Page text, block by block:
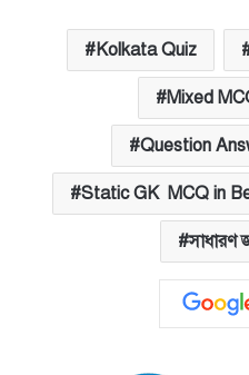
Kolkata Quiz
Mixed
Question
Static GK MCQ in
সাধারণ